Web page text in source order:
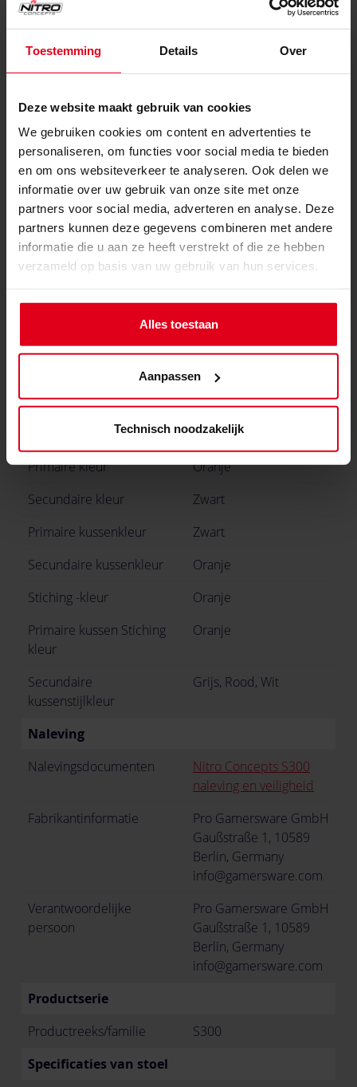
Toestemming Details Over
Deze website maakt gebruik van cookies
We gebruiken cookies om content en advertenties te
personaliseren, om functies voor social media te bieden
en om ons websiteverkeer te analyseren. Ook delen we
informatie over uw gebruik van onze site met onze
partners voor social media, adverteren en analyse. Deze
partners kunnen deze gegevens combineren met andere
informatie die u aan ze heeft verstrekt of die ze hebben
verzameld op basis van uw gebruik van hun services.
Alles toestaan
Aanpassen
Technisch noodzakelijk
Verstelbare armleuningen
Ja
Verstelbare hoogte
Ja
Verstelbare rug
Ja
Gids voor de
veiligheidsgordel
Ja
Kantelfunctie
Ja
Certificeringen
Gasliftveiligheidsklasse
Klasse 4
gecertificeerd met DIN
EN 1335
Primaire kleur
Oranje
Secundaire kleur
Zwart
Primaire kussenkleur
Zwart
Secundaire kussenkleur
Oranje
Stiching -kleur
Oranje
Primaire kussen Stiching
kleur
Oranje
Secundaire
kussenstijlkleur
Grijs, Rood, Wit
Naleving
Nalevingsdocumenten
Nitro Concepts S300
naleving en veiligheid
Fabrikantinformatie
Pro Gamersware GmbH
Gaußstraße 1, 10589
Berlin, Germany
info@gamersware.com
Verantwoordelijke
persoon
Pro Gamersware GmbH
Gaußstraße 1, 10589
Berlin, Germany
info@gamersware.com
Productserie
Productreeks/familie
S300
Specificaties van stoel